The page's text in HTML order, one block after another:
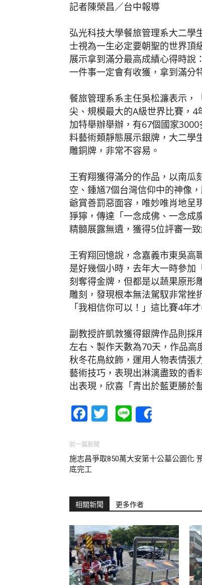
記者陳榮昌／台中報導
弘光科技大學餐旅管理系大二學
士視為一生必定要朝聖的世界頂
展示拿到滿分最高成績心得時說
一件事一定會有收獲，拿到滿分
餐旅管理系系主任吳松濂表示，
尖、規模最大的A級世界比賽，
加特舉辦舉辦，有67個國家
料藝術類靜態展示銀牌，大二學
雕銅牌，非常不容易。
王宥翔獲得滿分的作品，以南瓜
空、鍾馗7個台灣信仰中的神像
爺賞善罰惡面容，唯妙唯肖地呈
猙獰，傳達「一念成佛、一念成
精髓展露無遺，獲得5位評審一
王宥翔回憶說，念嘉義市東吳高
是好幾個小時，去年大一時參加
刻奪得金牌，但都是以蔬果原形
雕刻，發現根本無法駕馭非常挫
「我相信你可以！」這比賽4年
副教授許凱敦獲得銀牌作品則採
左右、製作天數為70天，作品高
秋冬花鳥紋飾，運用人物表情張
藝術技巧，表現出淋漓盡致的香
出表現，欣喜「青出於藍更勝於
Facebook
Twitter
Line
前一篇新聞
施志昌爭取850萬大安第十公墓公園化
底完工
相關新聞 更多作者